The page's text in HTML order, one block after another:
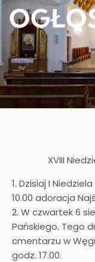
XVIII
1. Dzisiaj I
10.00 adoracja
2. W czwartek 6
Pańskiego. Tego
cmentarzu w
godz. 17.00.